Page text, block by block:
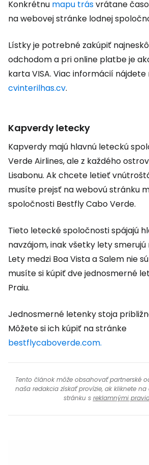
Konkrétnu mapu trásvrátane
na webovej stránke lodnej
Lístky je potrebné zakúpiť
odchodom a pri online platbe je
karta VISA. Viac informácií
cvinterilhas.cv.
Kapverdy letecky
Kapverdy majú hlavnú leteckú
Verde Airlines, ale z každého
Lisabonu. Ak chcete letieť
musíte prejsť na webovú stránku
spoločnosti Bestfly Cabo Verde.
Tieto letecké spoločnosti spájajú
navzájom, inak všetky lety smerujú
Lety medzi Boa Vista a Salem nie
musíte si kúpiť dve jednosmerné
Praiu.
Jednosmerné letenky stoja
Môžete si ich kúpiť na stránke
bestflycaboverde.com.
Tento článok môže obsahovať partnerské
naša redakcia získať provízie, ak kliknete na
stránku s reklamnými